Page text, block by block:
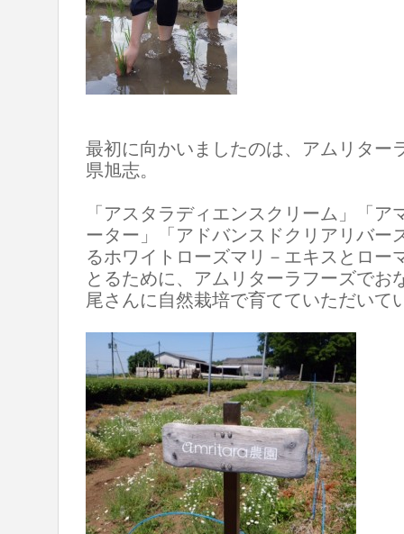
最初に向かいましたのは、アムリター
県旭志。
「アスタラディエンスクリーム」「
ーター」「アドバンスドクリアリバー
るホワイトローズマリ－エキスとロー
とるために、アムリターラフーズでお
尾さんに自然栽培で育てていただいて